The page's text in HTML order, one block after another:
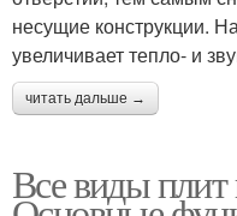
несущие конструкции.
увеличивает тепло- и
читать дальше →
Все виды